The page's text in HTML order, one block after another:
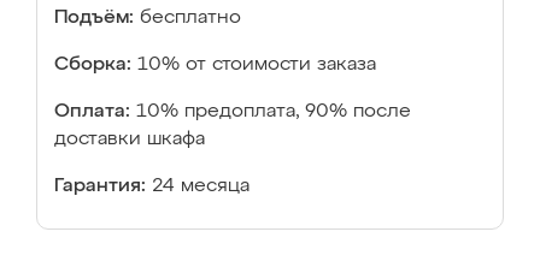
Подъём: бесплатно
Сборка: 10% от стоимости заказа
Оплата: 10% предоплата, 90% после
доставки шкафа
Гарантия: 24 месяца